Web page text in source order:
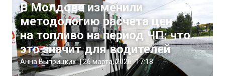
В Молдове изменили
методологию расчета цен
на топливо на период ЧП: что
это значит для водителей
Анна Выприцких |26 марта, 2026 17:18